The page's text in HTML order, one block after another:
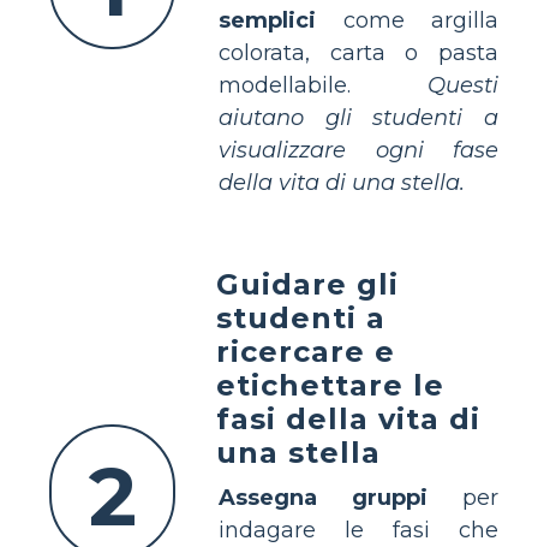
semplici come argilla
colorata, carta o pasta
modellabile. Questi
aiutano gli studenti a
visualizzare ogni fase
della vita di una stella.
2
Guidare gli
studenti a
ricercare e
etichettare le
fasi della vita di
una stella
Assegna gruppi per
indagare le fasi che